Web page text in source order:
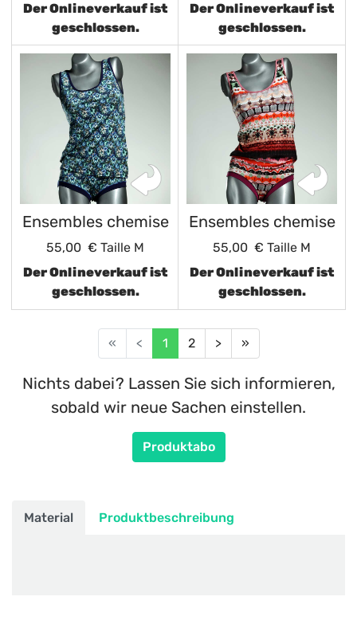
Der Onlineverkauf ist
geschlossen.
Der Onlineverkauf ist
geschlossen.
Ensembles chemise
55,00 € Taille M
Der Onlineverkauf ist
geschlossen.
Ensembles chemise
55,00 € Taille M
Der Onlineverkauf ist
geschlossen.
« < 1 2 > »
Nichts dabei? Lassen Sie sich informieren,
sobald wir neue Sachen einstellen.
Produktabo
Material Produktbeschreibung